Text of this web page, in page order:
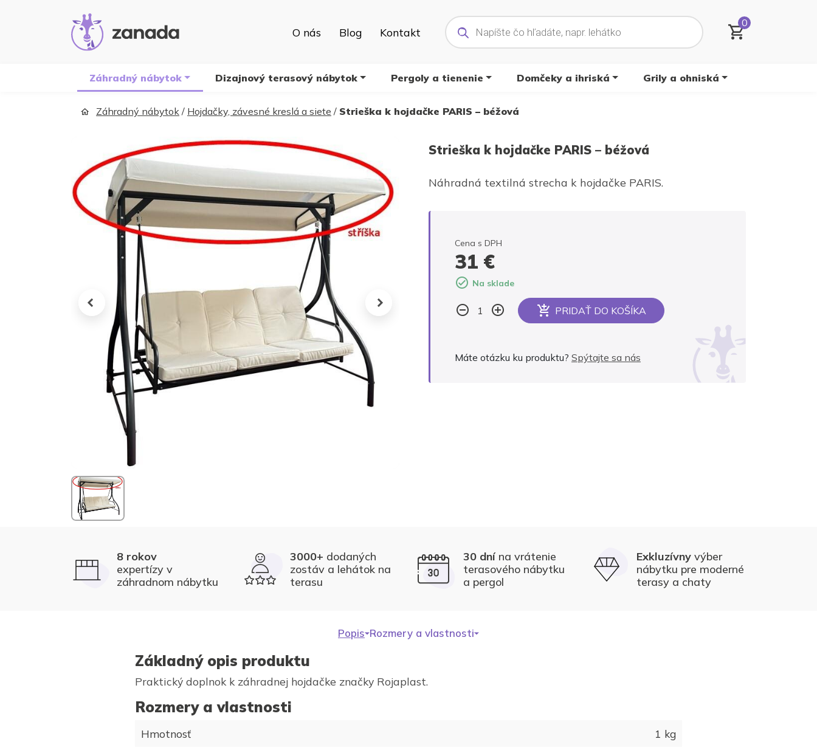
O nás Blog Kontakt
Products
search
0
Záhradný nábytok Dizajnový terasový nábytok Pergoly a tienenie Domčeky a ihriská Grily a ohniská
Záhradný nábytok / Hojdačky, závesné kreslá a siete / Strieška k hojdačke PARIS – béžová
Strieška k hojdačke PARIS – béžová
Náhradná textilná strecha k hojdačke PARIS.
Cena s DPH
31 €
Na sklade
PRIDAŤ DO KOŠÍKA
Máte otázku ku produktu? Spýtajte sa nás
8 rokov
expertízy v
záhradnom nábytku
3000+ dodaných
zostáv a lehátok na
terasu
30 dnína vrátenie
terasového nábytku
a pergol
Exkluzívny výber
nábytku pre moderné
terasy a chaty
Popis Rozmery a vlastnosti
Základný opis produktu
Praktický doplnok k záhradnej hojdačke značky Rojaplast.
Rozmery a vlastnosti
Hmotnosť
1 kg